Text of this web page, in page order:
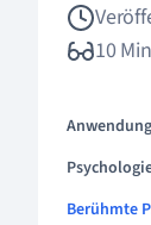
10
Berühmte